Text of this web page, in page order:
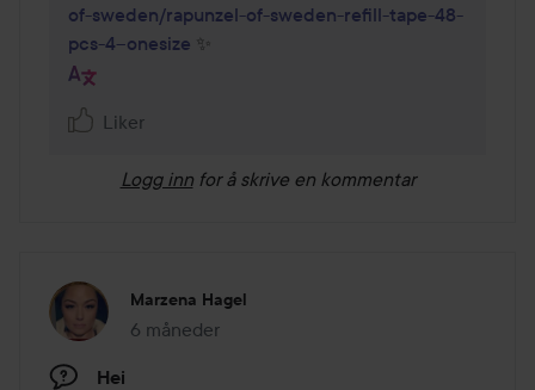
of-sweden/rapunzel-of-sweden-refill-tape-48-
pcs-4--onesize ✨
Liker
Logg inn for å skrive en kommentar
Marzena Hagel
6 måneder
Innlegget ble opprettet 6 måneder
Hei